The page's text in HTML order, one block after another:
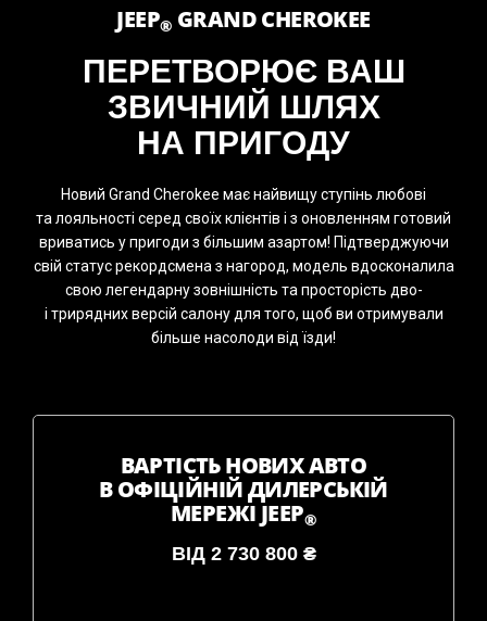
JEEP® GRAND CHEROKEE
ПЕРЕТВОРЮЄ ВАШ
ЗВИЧНИЙ ШЛЯХ
НА ПРИГОДУ
Новий Grand Cherokee має найвищу ступінь любові
та лояльності серед своїх клієнтів і з оновленням готовий
вриватись у пригоди з більшим азартом! Підтверджуючи
свій статус рекордсмена з нагород, модель вдосконалила
свою легендарну зовнішність та просторість дво-
і трирядних версій салону для того, щоб ви отримували
більше насолоди від їзди!
ВАРТІСТЬ НОВИХ АВТО
В ОФІЦІЙНІЙ ДИЛЕРСЬКІЙ
МЕРЕЖІ JEEP®
ВІД 2 730 800 ₴